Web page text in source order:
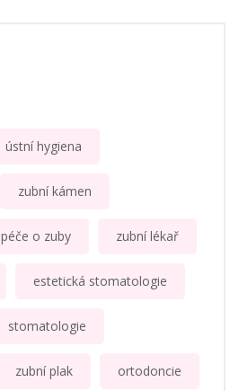
ústní hygiena
zubní kámen
péče o zuby zubní lékař
estetická stomatologie
stomatologie
zubní plak ortodoncie